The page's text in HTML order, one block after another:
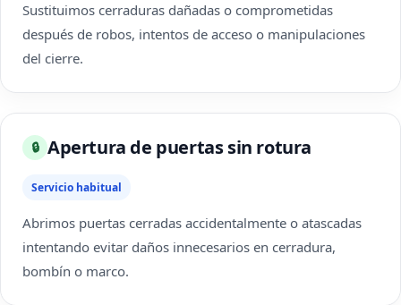
Sustituimos cerraduras dañadas o comprometidas
después de robos, intentos de acceso o manipulaciones
del cierre.
🔒 Apertura de puertas sin rotura
Servicio habitual
Abrimos puertas cerradas accidentalmente o atascadas
intentando evitar daños innecesarios en cerradura,
bombín o marco.